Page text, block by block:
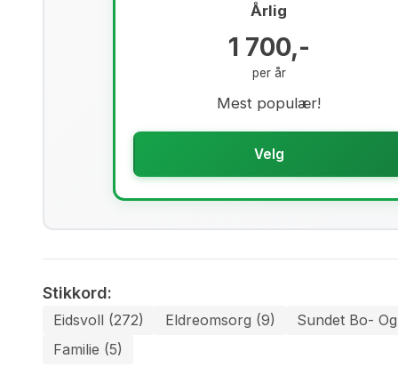
Årlig
1 700,-
per år
Mest populær!
Velg
Stikkord:
Eidsvoll (272) Eldreomsorg (9)
Sundet Bo-
Familie (5)